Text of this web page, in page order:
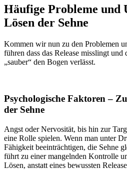
Häufige Probleme und
Lösen der Sehne
Kommen wir nun zu den Problemen
führen dass das Release misslingt und
„sauber“ den Bogen verlässt.
Psychologische Faktoren –
der Sehne
Angst oder Nervosität, bis hin zur
eine Rolle spielen. Wenn man unter
Fähigkeit beeinträchtigen, die Sehne
führt zu einer mangelnden Kontrolle
Lösen, anstatt eines bewussten